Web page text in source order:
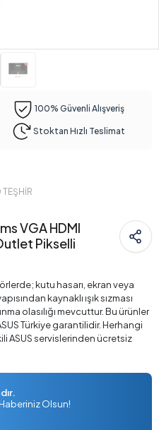
100% Güvenli Alışveriş
Stoktan Hızlı Teslimat
VGA HDMI
Pikselli
kutu hasarı, ekran veya
kaynaklı ışık sızması
olasılığı mevcuttur. Bu ürünler
Türkiye garantilidir. Herhangi
ASUS servislerinden ücretsiz
Olsun!